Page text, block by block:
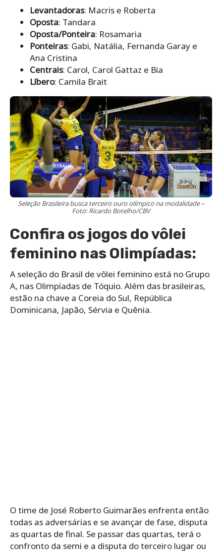
Levantadoras: Macris e Roberta
Oposta: Tandara
Oposta/Ponteira: Rosamaria
Ponteiras: Gabi, Natália, Fernanda Garay e
Ana Cristina
Centrais: Carol, Carol Gattaz e Bia
Líbero: Camila Brait
Seleção Brasileira busca terceiro ouro olímpico na modalidade –
Foto: Ricardo Botelho/CBV
Confira os jogos do vôlei
feminino nas Olimpíadas:
A seleção do Brasil de vôlei feminino está no Grupo
A, nas Olimpíadas de Tóquio. Além das brasileiras,
estão na chave a Coreia do Sul, República
Dominicana, Japão, Sérvia e Quênia.
O time de José Roberto Guimarães enfrenta então
todas as adversárias e se avançar de fase, disputa
as quartas de final. Se passar das quartas, terá o
confronto da semi e a disputa do terceiro lugar ou